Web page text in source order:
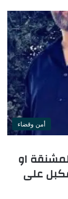
أمن وقضاء
او
على